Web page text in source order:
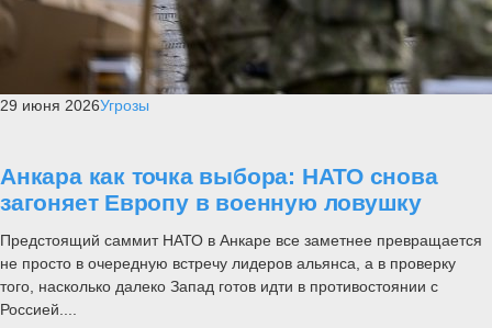
29 июня 2026Угрозы
Анкара как точка выбора: НАТО снова
загоняет Европу в военную ловушку
Предстоящий саммит НАТО в Анкаре все заметнее превращается
не просто в очередную встречу лидеров альянса, а в проверку
того, насколько далеко Запад готов идти в противостоянии с
Россией....